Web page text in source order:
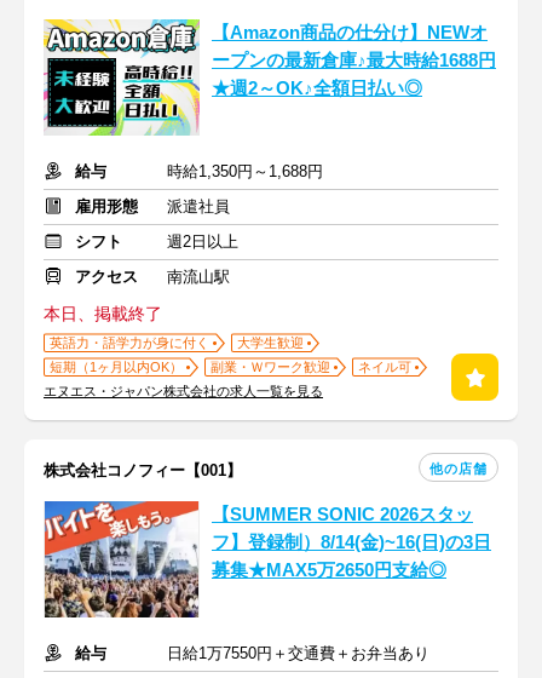
【Amazon商品の仕分け】NEWオ
ープンの最新倉庫♪最大時給1688円
★週2～OK♪全額日払い◎
給与
時給1,350円～1,688円
雇用形態
派遣社員
シフト
週2日以上
アクセス
南流山駅
本日、掲載終了
英語力・語学力が身に付く
大学生歓迎
短期（1ヶ月以内OK）
副業・Ｗワーク歓迎
ネイル可
エヌエス・ジャパン株式会社の求人一覧を見る
株式会社コノフィー【001】 他の店舗
【SUMMER SONIC 2026スタッ
フ】登録制）8/14(金)~16(日)の3日
募集★MAX5万2650円支給◎
給与
日給1万7550円＋交通費＋お弁当あり